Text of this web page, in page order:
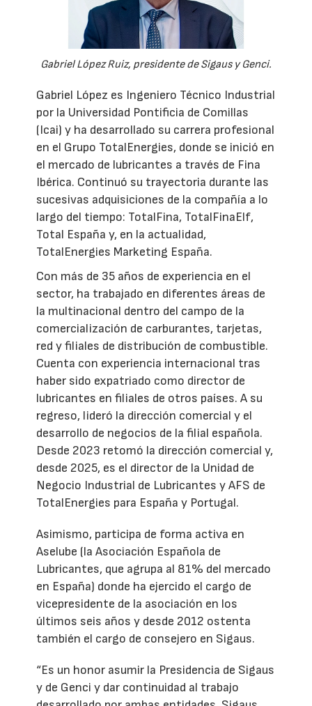
Gabriel López Ruiz, presidente de Sigaus y Genci.
Gabriel López es Ingeniero Técnico Industrial
por la Universidad Pontificia de Comillas
(Icai) y ha desarrollado su carrera profesional
en el Grupo TotalEnergies, donde se inició en
el mercado de lubricantes a través de Fina
Ibérica. Continuó su trayectoria durante las
sucesivas adquisiciones de la compañía a lo
largo del tiempo: TotalFina, TotalFinaElf,
Total España y, en la actualidad,
TotalEnergies Marketing España.
Con más de 35 años de experiencia en el
sector, ha trabajado en diferentes áreas de
la multinacional dentro del campo de la
comercialización de carburantes, tarjetas,
red y filiales de distribución de combustible.
Cuenta con experiencia internacional tras
haber sido expatriado como director de
lubricantes en filiales de otros países. A su
regreso, lideró la dirección comercial y el
desarrollo de negocios de la filial española.
Desde 2023 retomó la dirección comercial y,
desde 2025, es el director de la Unidad de
Negocio Industrial de Lubricantes y AFS de
TotalEnergies para España y Portugal.
Asimismo, participa de forma activa en
Aselube (la Asociación Española de
Lubricantes, que agrupa al 81% del mercado
en España) donde ha ejercido el cargo de
vicepresidente de la asociación en los
últimos seis años y desde 2012 ostenta
también el cargo de consejero en Sigaus.
“Es un honor asumir la Presidencia de Sigaus
y de Genci y dar continuidad al trabajo